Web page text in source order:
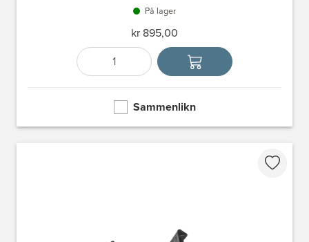
På lager
kr 895,00
Antall
Velg enhet
Sammenlikn